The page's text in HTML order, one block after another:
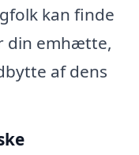
kan finde
din emhætte,
af dens